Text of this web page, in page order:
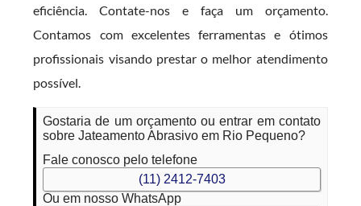
eficiência. Contate-nos e faça um orçamento.
Contamos com excelentes ferramentas e ótimos
profissionais visando prestar o melhor atendimento
possível.
Gostaria de um orçamento ou entrar em contato
sobre Jateamento Abrasivo em Rio Pequeno?
Fale conosco pelo telefone
(11) 2412-7403
Ou em nosso WhatsApp